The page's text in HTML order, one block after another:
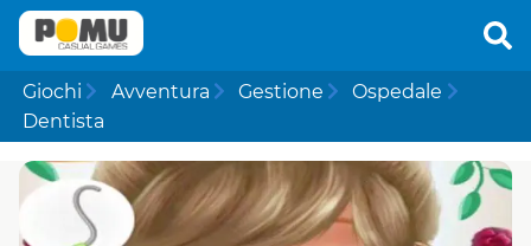
Giochi Avventura Gestione
Ospedale
Dentista